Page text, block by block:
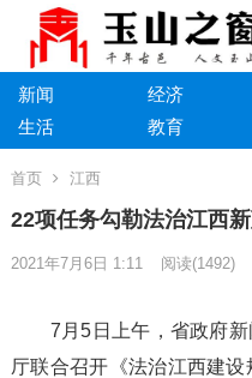
新闻 经济
生活
教育
首页 江西
22项任务勾勒法治江西新
2021年7月6日 1:11 阅读(1492)
7月5日上午，省政府新
厅联合召开《法治江西建